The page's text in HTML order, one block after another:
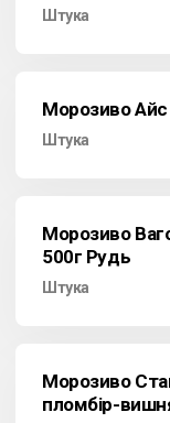
Штука
Морозиво Айс
Штука
Морозиво
500г Рудь
Штука
Морозиво
пломбір-